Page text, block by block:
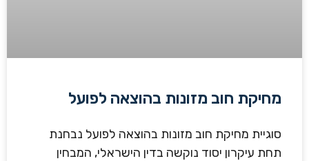
מחיקת חוב מזונות בהוצאה לפועל
סוגיית מחיקת חוב מזונות בהוצאה לפועל נבחנת
תחת עיקרון יסוד נוקשה בדין הישראלי, המבחין